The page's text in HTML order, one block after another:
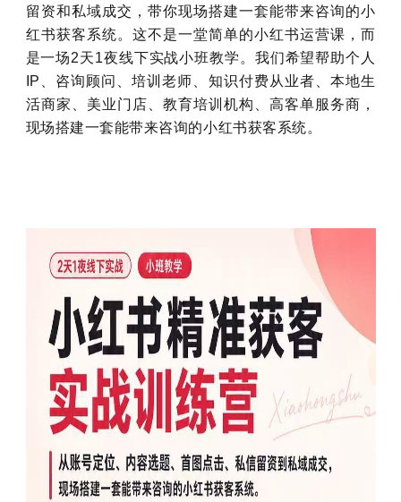
留资和私域成交，带你现场搭建一套能带来咨询的小
红书获客系统。这不是一堂简单的小红书运营课，而
是一场2天1夜线下实战小班教学。我们希望帮助个人
IP、咨询顾问、培训老师、知识付费从业者、本地生
活商家、美业门店、教育培训机构、高客单服务商，
现场搭建一套能带来咨询的小红书获客系统。